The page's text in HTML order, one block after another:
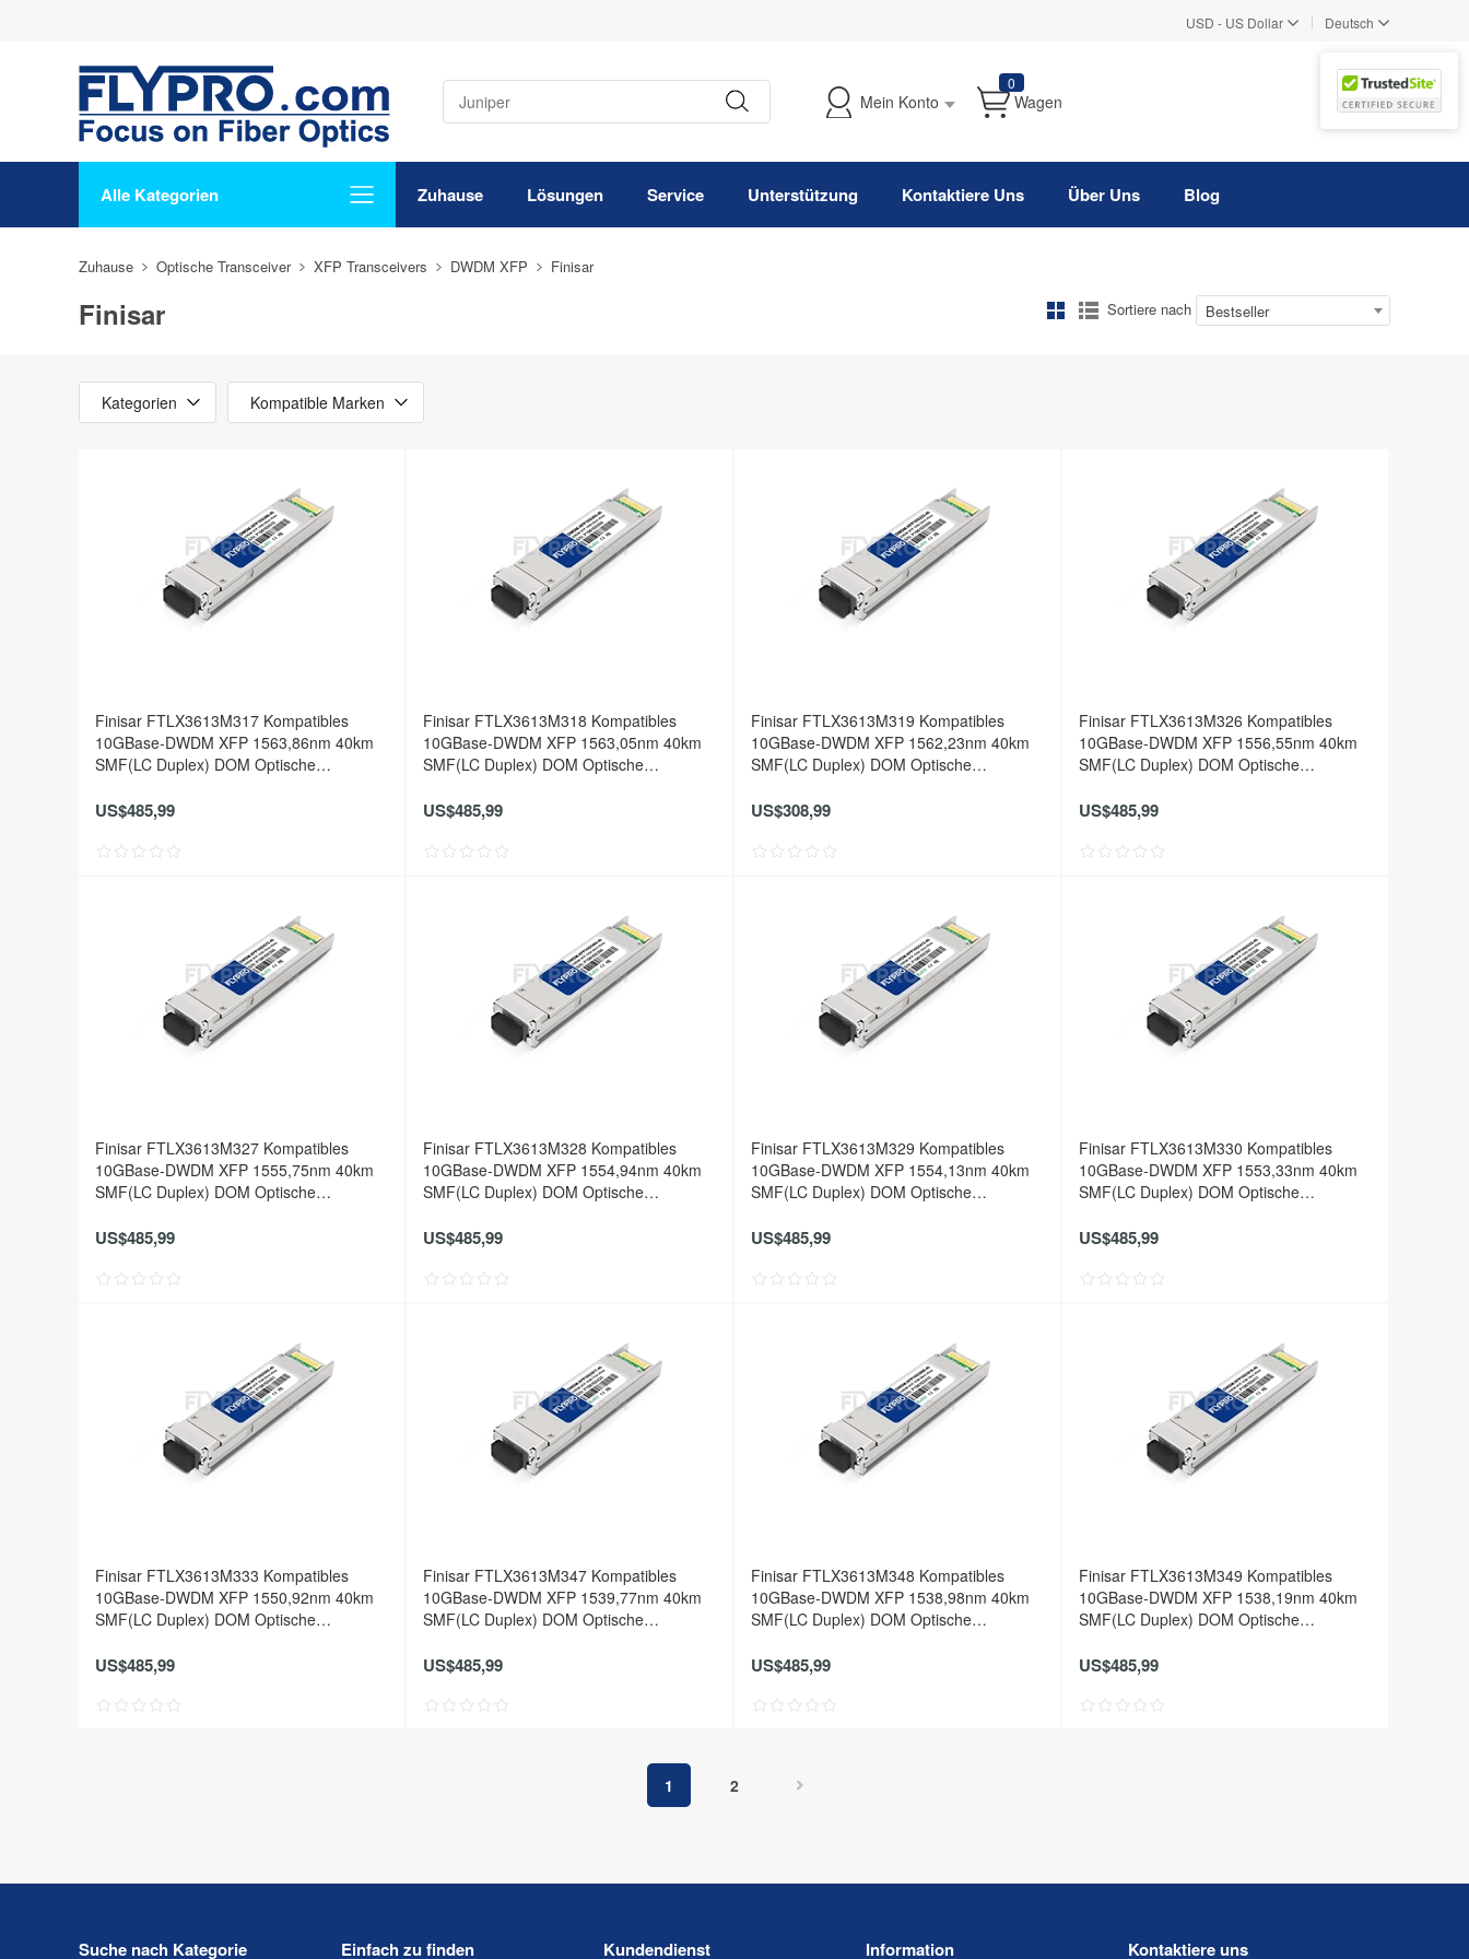
USD - US Dollar | Deutsch
Mein Konto
0
Wagen
Alle Kategorien Zuhause Lösungen Service Unterstützung Kontaktiere Uns Über Uns Blog
Zuhause Optische Transceiver XFP Transceivers DWDM XFP Finisar
Finisar Sortiere nach Bestseller
Kategorien Kompatible Marken
Finisar FTLX3613M317 Kompatibles
10GBase-DWDM XFP 1563,86nm 40km
SMF(LC Duplex) DOM Optische
US$485,99
Finisar FTLX3613M318 Kompatibles
10GBase-DWDM XFP 1563,05nm 40km
SMF(LC Duplex) DOM Optische
US$485,99
Finisar FTLX3613M319 Kompatibles
10GBase-DWDM XFP 1562,23nm 40km
SMF(LC Duplex) DOM Optische
US$308,99
Finisar FTLX3613M326 Kompatibles
10GBase-DWDM XFP 1556,55nm 40km
SMF(LC Duplex) DOM Optische
US$485,99
Finisar FTLX3613M327 Kompatibles
10GBase-DWDM XFP 1555,75nm 40km
SMF(LC Duplex) DOM Optische
US$485,99
Finisar FTLX3613M328 Kompatibles
10GBase-DWDM XFP 1554,94nm 40km
SMF(LC Duplex) DOM Optische
US$485,99
Finisar FTLX3613M329 Kompatibles
10GBase-DWDM XFP 1554,13nm 40km
SMF(LC Duplex) DOM Optische
US$485,99
Finisar FTLX3613M330 Kompatibles
10GBase-DWDM XFP 1553,33nm 40km
SMF(LC Duplex) DOM Optische
US$485,99
Finisar FTLX3613M333 Kompatibles
10GBase-DWDM XFP 1550,92nm 40km
SMF(LC Duplex) DOM Optische
US$485,99
Finisar FTLX3613M347 Kompatibles
10GBase-DWDM XFP 1539,77nm 40km
SMF(LC Duplex) DOM Optische
US$485,99
Finisar FTLX3613M348 Kompatibles
10GBase-DWDM XFP 1538,98nm 40km
SMF(LC Duplex) DOM Optische
US$485,99
Finisar FTLX3613M349 Kompatibles
10GBase-DWDM XFP 1538,19nm 40km
SMF(LC Duplex) DOM Optische
US$485,99
1 2
Suche nach Kategorie Einfach zu finden Kundendienst Information Kontaktiere uns